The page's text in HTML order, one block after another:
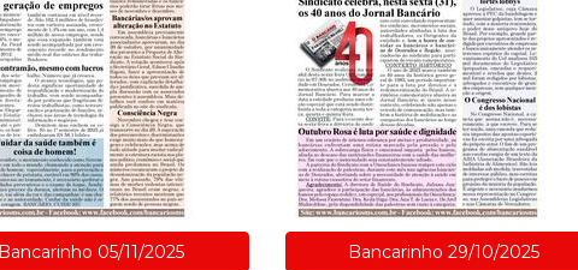
Bancarinho 05/11/2025 Bancarinho 29/10/2025